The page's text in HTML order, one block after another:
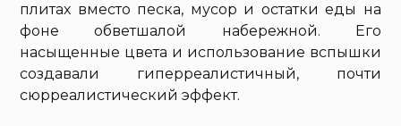
плитах вместо песка, мусор и остатки еды на
фоне обветшалой набережной. Его
насыщенные цвета и использование вспышки
создавали гиперреалистичный, почти
сюрреалистический эффект.